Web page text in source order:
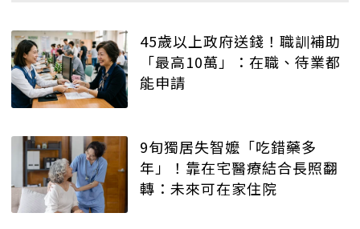
45歲以上政府送錢！職訓補助
「最高10萬」：在職、待業都
能申請
9旬獨居失智嬤「吃錯藥多
年」！靠在宅醫療結合長照翻
轉：未來可在家住院